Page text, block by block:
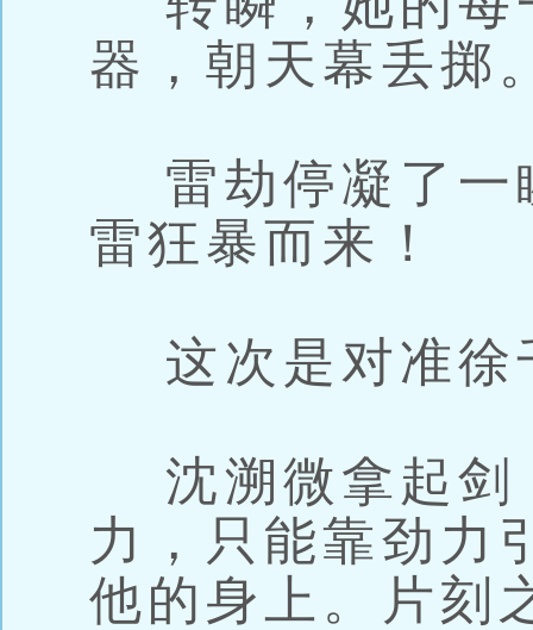
器，朝天幕丢掷
雷劫停凝了一
雷狂暴而来！
这次是对准徐
沈溯微拿起剑
力，只能靠劲力
他的身上。片刻